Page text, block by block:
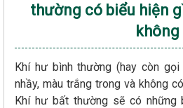
thường có biểu hiện
không
Khí hư bình thường (hay còn
nhầy, màu trắng trong và không
Khí hư bất thường sẽ có những